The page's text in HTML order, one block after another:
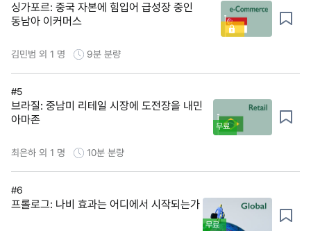
싱가포르: 중국 자본에 힘입어 급성장 중인
동남아 이커머스
김민범 외 1 명 9분 분량
#5
브라질: 중남미 리테일 시장에 도전장을 내민
아마존
무료
최은하 외 1 명 10분 분량
#6
프롤로그: 나비 효과는 어디에서 시작되는가
무료